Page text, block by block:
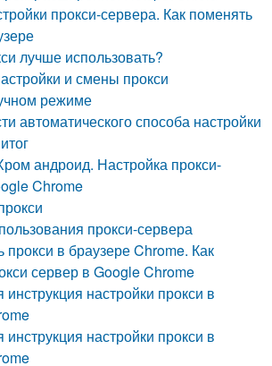
прокси-сервера. Как поменять
лучше использовать?
и смены прокси
режиме
автоматического способа настройки
андроид. Настройка прокси-
Chrome
прокси-сервера
прокси в браузере Chrome. Как
сервер в Google Chrome
настройки прокси в
настройки прокси в